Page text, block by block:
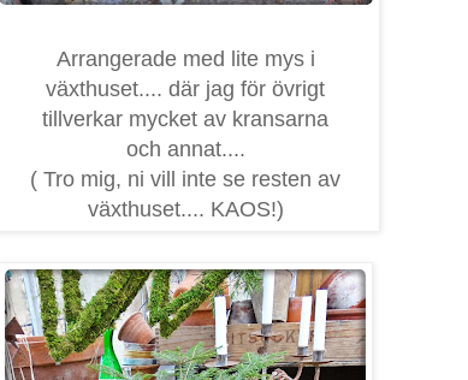
Arrangerade med lite mys i
växthuset.... där jag för övrigt
tillverkar mycket av kransarna
och annat....
( Tro mig, ni vill inte se resten av
växthuset.... KAOS!)